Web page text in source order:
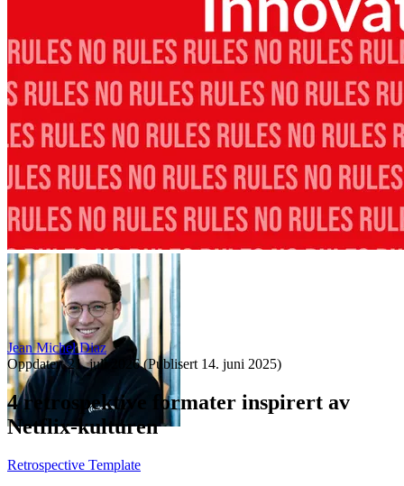
Jean Michel Diaz
Oppdatert21. juli 2026(Publisert 14. juni 2025)
4 retrospektive formater inspirert av
Netflix-kulturen
Retrospective Template